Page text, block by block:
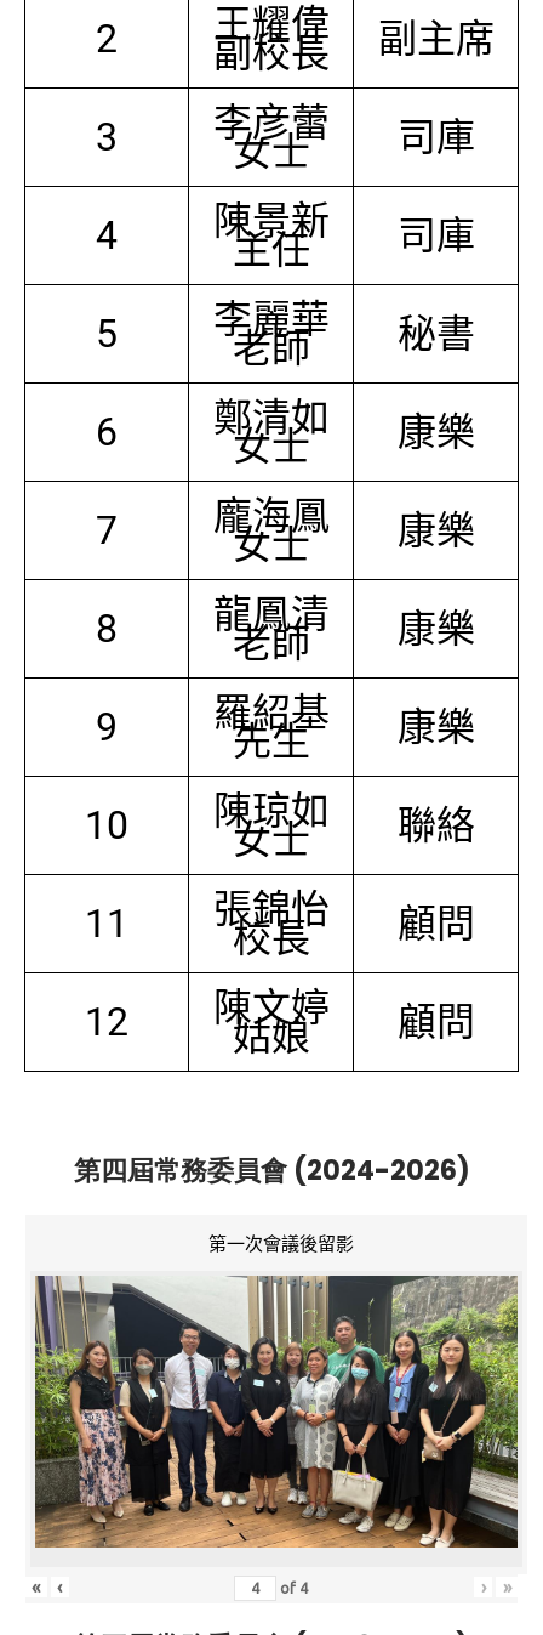
2 王耀偉
副校長 副主席
3 李彦蕾
女士 司庫
4 陳景新
主任 司庫
5 李麗華
老師 秘書
6 鄭清如
女士 康樂
7 龐海鳳
女士 康樂
8 龍鳳清
老師 康樂
9 羅紹基
先生 康樂
10 陳琼如
女士 聯絡
11 張錦怡
校長 顧問
12 陳文婷
姑娘 顧問
第四屆常務委員會 (2024-2026)
第一次會議後留影
« ‹ of 4 › »